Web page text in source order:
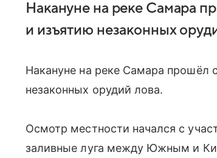
Накануне на реке Самара
и изъятию незаконных
Накануне на реке Самара прошёл
незаконных орудий лова.
Осмотр местности начался с
заливные луга между Южным и